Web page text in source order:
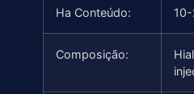
Ha Conteúdo:
Composição: